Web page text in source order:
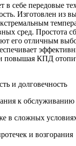
в себе передовые
Изготовлен из
сред. Простота
его отличным
повышая КПД
и долговечность
к обслуживанию
в сложных
и возгорания